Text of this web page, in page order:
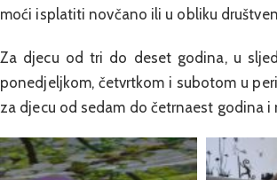
moći isplatiti novčano ili u obliku
Za djecu od tri do deset godina, u
ponedjeljkom, četvrtkom i subotom u
za djecu od sedam do četrnaest godina